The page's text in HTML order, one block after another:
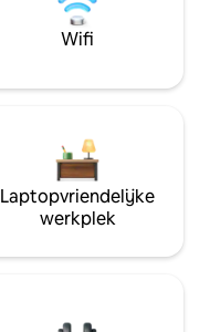
Wifi
Laptopvriendelijke
werkplek